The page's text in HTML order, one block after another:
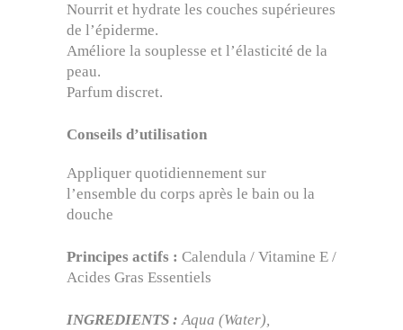
Nourrit et hydrate les couches supérieures
de l’épiderme.
Améliore la souplesse et l’élasticité de la
peau.
Parfum discret.
Conseils d’utilisation
Appliquer quotidiennement sur
l’ensemble du corps après le bain ou la
douche
Principes actifs : Calendula / Vitamine E /
Acides Gras Essentiels
INGREDIENTS : Aqua (Water),